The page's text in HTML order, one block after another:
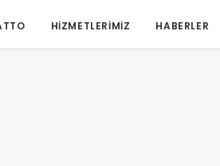
HIZMETLERIMIZ HABERLER